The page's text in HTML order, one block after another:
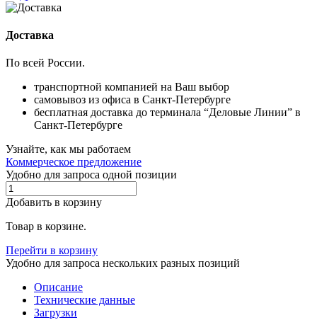
Доставка
По всей России.
транспортной компанией на Ваш выбор
самовывоз из офиса в Санкт-Петербурге
бесплатная доставка до терминала “Деловые Линии” в
Санкт-Петербурге
Узнайте, как мы работаем
Коммерческое предложение
Удобно для запроса одной позиции
Добавить в корзину
Товар в корзине.
Перейти в корзину
Удобно для запроса нескольких разных позиций
Описание
Технические данные
Загрузки